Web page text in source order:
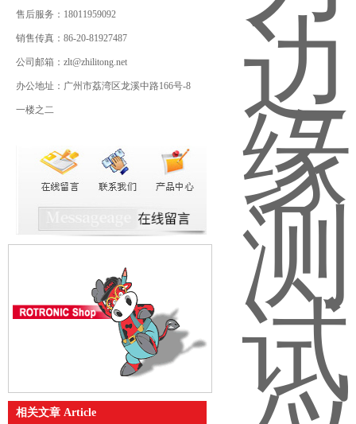
售后服务：18011959092
销售传真：86-20-81927487
公司邮箱：zlt@zhilitong.net
办公地址：广州市荔湾区龙溪中路166号-8
一楼之二
相关文章 Article